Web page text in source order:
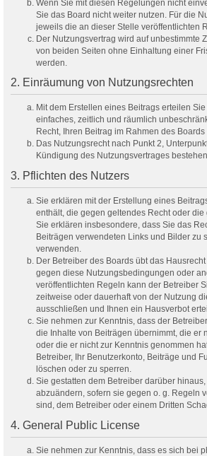
Wenn Sie mit diesen Regelungen nicht
Sie das Board nicht weiter nutzen. Für die
jeweils die an dieser Stelle veröffentlichten
Der Nutzungsvertrag wird auf unbestimmte
von beiden Seiten ohne Einhaltung einer
werden.
2. Einräumung von Nutzungsrechten
Mit dem Erstellen eines Beitrags erteilen
einfaches, zeitlich und räumlich
Recht, Ihren Beitrag im Rahmen des
Das Nutzungsrecht nach Punkt 2,
Kündigung des Nutzungsvertrages
3. Pflichten des Nutzers
Sie erklären mit der Erstellung eines
enthält, die gegen geltendes Recht oder die
Sie erklären insbesondere, dass Sie das
Beiträgen verwendeten Links und Bilder zu
verwenden.
Der Betreiber des Boards übt das
gegen diese Nutzungsbedingungen oder
veröffentlichten Regeln kann der Betreiber
zeitweise oder dauerhaft von der Nutzung
ausschließen und Ihnen ein Hausverbot
Sie nehmen zur Kenntnis, dass der
die Inhalte von Beiträgen übernimmt, die er
oder die er nicht zur Kenntnis genommen
Betreiber, Ihr Benutzerkonto, Beiträge und
löschen oder zu sperren.
Sie gestatten dem Betreiber darüber
abzuändern, sofern sie gegen o. g. Regeln
sind, dem Betreiber oder einem Dritten
4. General Public License
Sie nehmen zur Kenntnis, dass es sich bei